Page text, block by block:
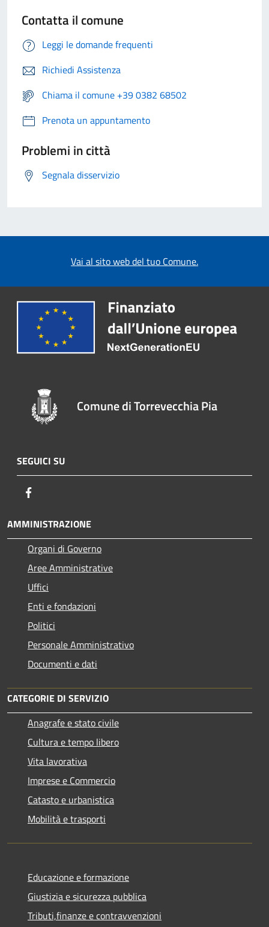
Contatta il comune
Leggi le domande frequenti
Richiedi Assistenza
Chiama il comune +39 0382 68502
Prenota un appuntamento
Problemi in città
Segnala disservizio
Vai al sito web del tuo Comune.
Comune di Torrevecchia Pia
SEGUICI SU
AMMINISTRAZIONE
Organi di Governo
Aree Amministrative
Uffici
Enti e fondazioni
Politici
Personale Amministrativo
Documenti e dati
CATEGORIE DI SERVIZIO
Anagrafe e stato civile
Cultura e tempo libero
Vita lavorativa
Imprese e Commercio
Catasto e urbanistica
Mobilità e trasporti
Educazione e formazione
Giustizia e sicurezza pubblica
Tributi,finanze e contravvenzioni